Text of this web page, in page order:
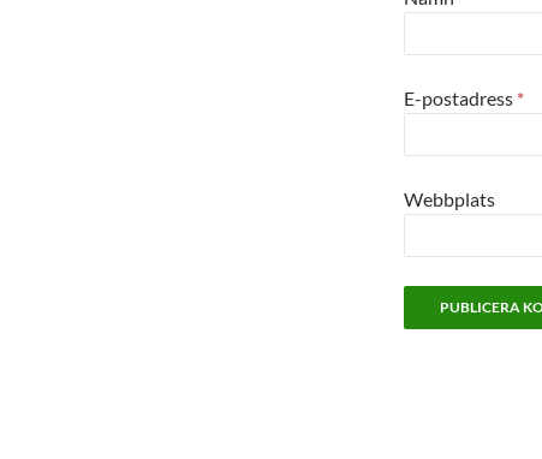
E-postadress *
Webbplats